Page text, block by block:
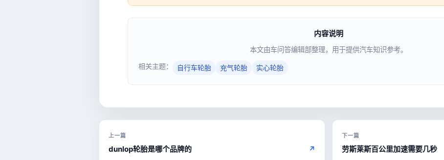
内容说明
本文由车问答编辑部整理，用于提供汽车知识参考。
相关主题：
自行车轮胎 充气轮胎 实心轮胎
上一篇
dunlop轮胎是哪个品牌的 ↗
下一篇
劳斯莱斯百公里加速需要几秒